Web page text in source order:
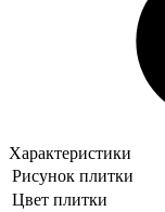
Характеристики
Рисунок плитки
Цвет плитки